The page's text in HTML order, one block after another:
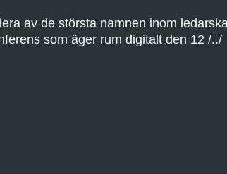
av de största namnen inom
som äger rum digitalt den 12 /../